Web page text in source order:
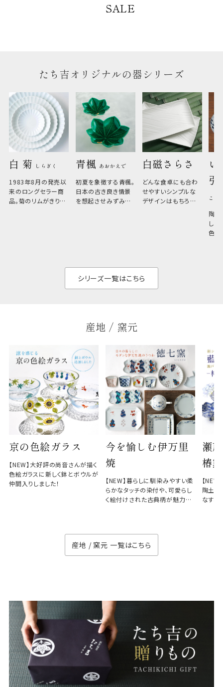
SALE
たち吉オリジナルの器シリーズ
白 菊 しらぎく
1983年8月の発売以
来のロングセラー商
品。菊のリムがきりっ
青楓 あおかえで
初夏を象徴する青楓。
日本の古き良き情景
を想起させみずみず
白磁さらさ
どんな食卓にも合わ
せやすいシンプルな
デザインはもちろん、
い
こひ
陶器
しい
色の
シリーズ一覧はこちら
産地 / 窯元
京の色絵ガラス
【NEW】大好評の尚音さんが描く
色絵ガラスに新しく鉢とボウルが
仲間入りしました！
今を愉しむ伊万里
焼
【NEW】暮らしに馴染みやすい柔
らかなタッチの染付や、可愛らし
く絵付けされた古典柄が魅力の
瀬
椿窯
【
陶土と
なす、
産地 / 窯元 一覧はこちら